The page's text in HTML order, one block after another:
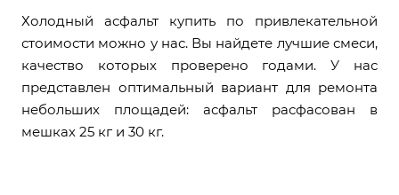
Холодный асфальт купить по привлекательной
стоимости можно у нас. Вы найдете лучшие смеси,
качество которых проверено годами. У нас
представлен оптимальный вариант для ремонта
небольших площадей: асфальт расфасован в
мешках 25 кг и 30 кг.